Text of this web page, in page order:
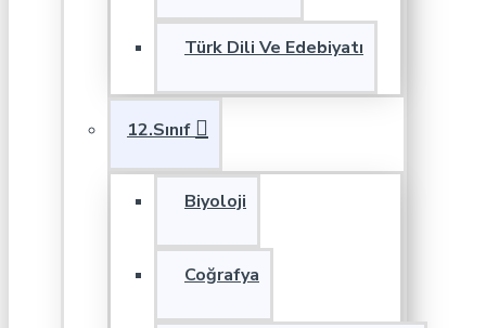
Türk Dili Ve Edebiyatı
12.Sınıf
Biyoloji
Coğrafya